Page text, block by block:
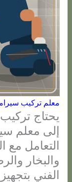
معلم تركيب
يحتاج
إلى معلم
التعامل مع
والبخار
الفني